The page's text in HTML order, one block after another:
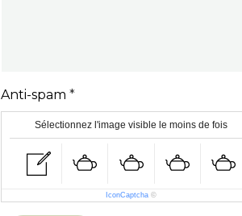
Anti-spam
Sélectionnez l'image visible le moins de fois
IconCaptcha ©